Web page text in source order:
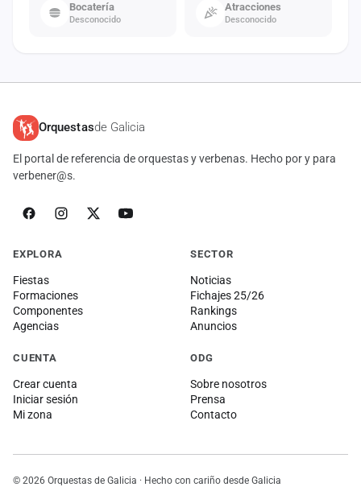
Bocatería
Desconocido
Atracciones
Desconocido
Orquestasde Galicia
El portal de referencia de orquestas y verbenas. Hecho por y para
verbener@s.
EXPLORA
Fiestas
Formaciones
Componentes
Agencias
SECTOR
Noticias
Fichajes 25/26
Rankings
Anuncios
CUENTA
Crear cuenta
Iniciar sesión
Mi zona
ODG
Sobre nosotros
Prensa
Contacto
© 2026 Orquestas de Galicia · Hecho con cariño desde Galicia